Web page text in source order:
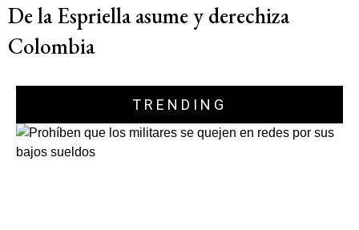
De la Espriella asume y derechiza
Colombia
TRENDING